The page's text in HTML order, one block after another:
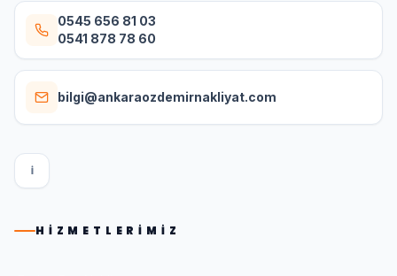
0545 656 81 03
0541 878 78 60
bilgi@ankaraozdemirnakliyat.com
I
HIZMETLERIMIZ